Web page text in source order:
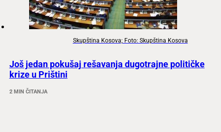
Skupština Kosova; Foto: Skupština Kosova
Još jedan pokušaj rešavanja dugotrajne političke
krize u Prištini
2 MIN ČITANJA